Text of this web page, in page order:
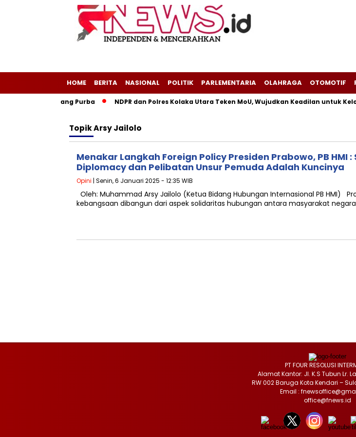
HOME BERITA NASIONAL POLITIK PARLEMENTARIA OLAHRAGA OTOMOTIF
Layang-Layang Purba NDPR dan Polres Kolaka Utara Teken MoU, Wujudkan Keadilan untuk
TopikArsy Jailolo
Menakar Langkah Foreign Policy Presiden Prabowo, PB HMI :
Diplomacy dan Pelibatan Unsur Pemuda Adalah Kuncinya
Opini | Senin, 6 Januari 2025 - 12:35 WIB
Oleh: Muhammad Arsy Jailolo (Ketua Bidang Hubungan Internasional PB HMI)
kebangsaan dibangun dari aspek solidaritas hubungan antara masyarakat
PT FOUR RESOLUSI
Alamat Kantor: Jl. K.S Tubun Lr.
RW 002 Baruga Kota Kendari –
Email :
office@fnews.id